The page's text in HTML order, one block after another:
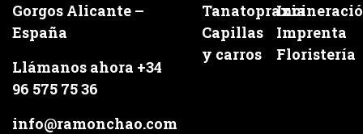
Gorgos Alicante –
España
Llámanos ahora +34
96 575 75 36
info@ramonchao.com
Tanatopraxia
Capillas
y carros
Imprenta
Floristería